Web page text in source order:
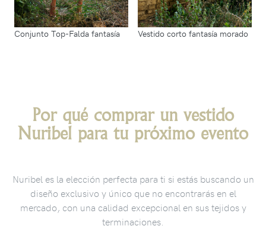
Conjunto Top-Falda fantasía Vestido corto fantasía morado
Por qué comprar un vestido
Nuribel para tu próximo evento
Nuribel es la elección perfecta para ti si estás buscando un
diseño exclusivo y único que no encontrarás en el
mercado, con una calidad excepcional en sus tejidos y
terminaciones.